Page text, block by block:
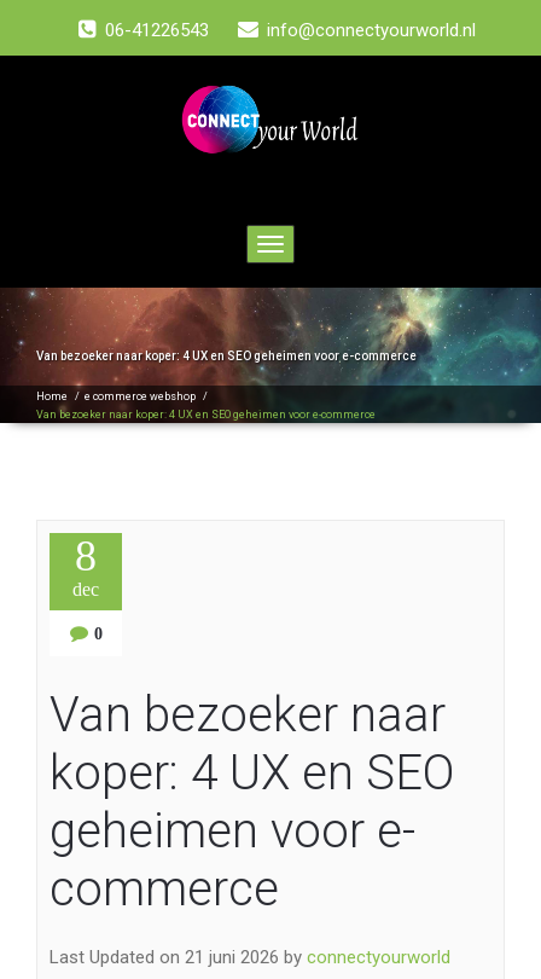
06-41226543 info@connectyourworld.nl
Toggle
navigation
Van bezoeker naar koper: 4 UX en SEO geheimen voor e-commerce
Home / e commerce webshop /
Van bezoeker naar koper: 4 UX en SEO geheimen voor e-commerce
8
dec
0
Van bezoeker naar
koper: 4 UX en SEO
geheimen voor e-
commerce
Last Updated on 21 juni 2026 by connectyourworld